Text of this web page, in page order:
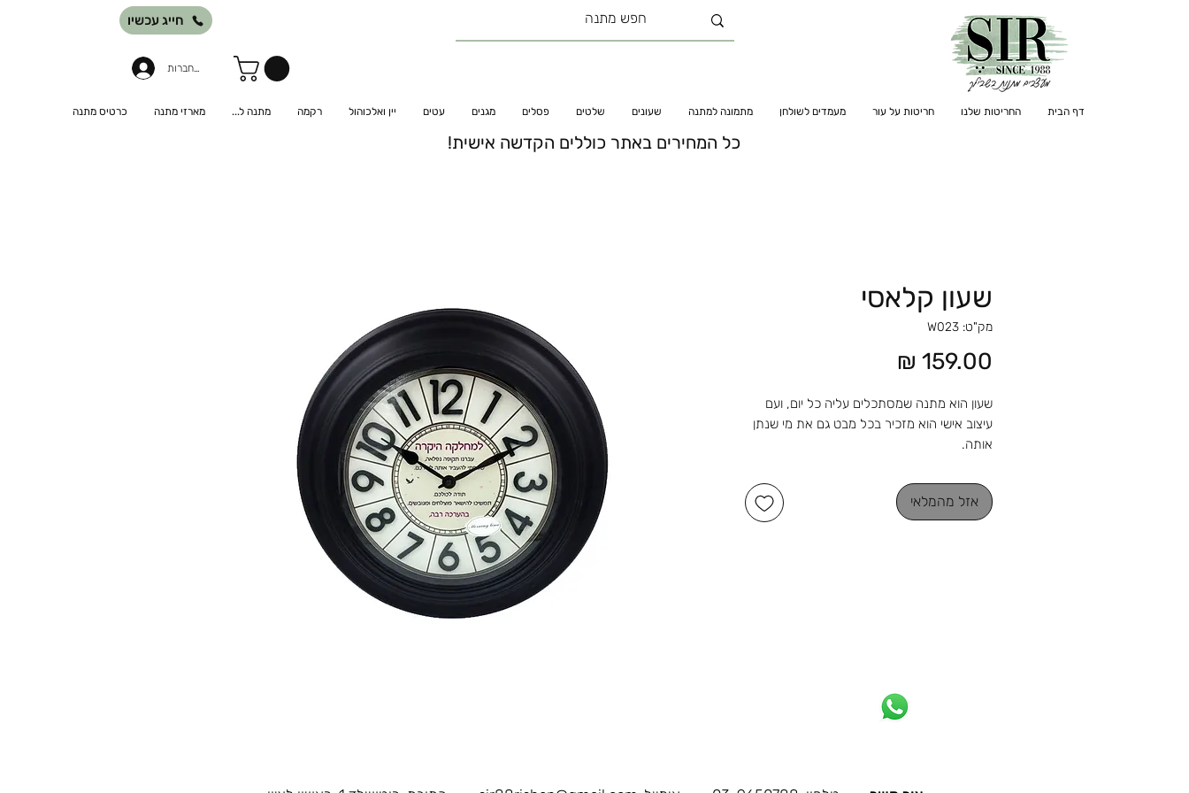
חייג עכשיו
להתחברות
דף הבית החריטות שלנו חריטות על עור מעמדים לשולחן מתמונה למתנה שעונים שלטים פסלים מגנים עטים יין ואלכוהול רקמה מתנה ל... מארזי מתנה כרטיס מתנה
כל המחירים באתר כוללים הקדשה אישית!
שעון קלאסי
מק"ט: W023
שעון הוא מתנה שמסתכלים עליה כל יום, ועם
עיצוב אישי הוא מזכיר בכל מבט גם את מי שנתן
אותה.
אישית
קוטר 40 ס"מ
מהחנות והסטודיו שלנו ברוטשילד 1, ראשון לציון,
אזל מהמלאי